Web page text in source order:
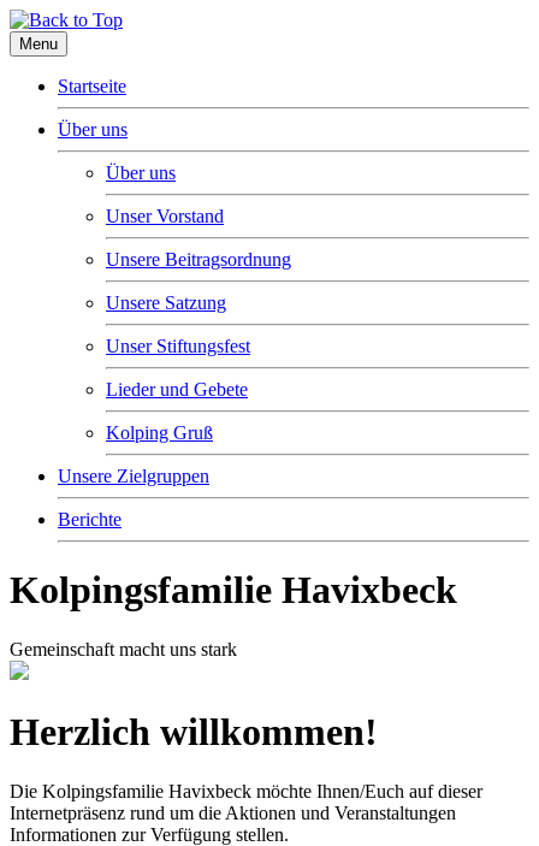
Menu
Startseite
Über uns
Über uns
Unser Vorstand
Unsere Beitragsordnung
Unsere Satzung
Unser Stiftungsfest
Lieder und Gebete
Kolping Gruß
Unsere Zielgruppen
Berichte
Kolpingsfamilie Havixbeck
Gemeinschaft macht uns stark
Herzlich willkommen!
Die Kolpingsfamilie Havixbeck möchte Ihnen/Euch auf dieser
Internetpräsenz rund um die Aktionen und Veranstaltungen
Informationen zur Verfügung stellen.